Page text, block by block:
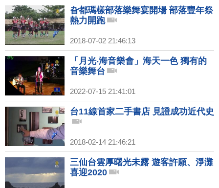
旮都瑪樣部落樂舞宴開場 部落豐年祭
熱力開跑
2018-07-02 21:46:13
「月光‧海音樂會」海天一色 獨有的
音樂舞台
2022-07-15 21:41:01
台11線首家二手書店 見證成功近代史
2018-02-14 21:46:21
三仙台雲厚曙光未露 遊客許願、淨灘
喜迎2020